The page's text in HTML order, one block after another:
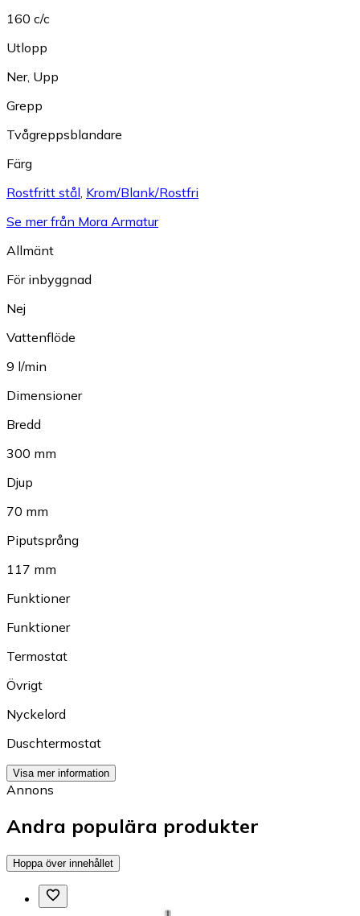
160 c/c
Utlopp
Ner, Upp
Grepp
Tvågreppsblandare
Färg
Rostfritt stål Krom/Blank/Rostfri
Se mer från Mora Armatur
Allmänt
För inbyggnad
Nej
Vattenflöde
9 l/min
Dimensioner
Bredd
300 mm
Djup
70 mm
Piputsprång
117 mm
Funktioner
Funktioner
Termostat
Övrigt
Nyckelord
Duschtermostat
Visa mer information
Annons
Andra populära produkter
Hoppa över innehållet